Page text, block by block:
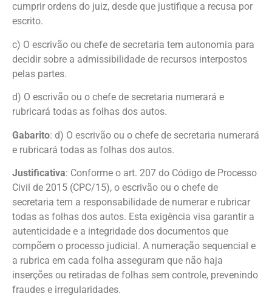
cumprir ordens do juiz, desde que justifique a recusa por
escrito.
c) O escrivão ou chefe de secretaria tem autonomia para
decidir sobre a admissibilidade de recursos interpostos
pelas partes.
d) O escrivão ou o chefe de secretaria numerará e
rubricará todas as folhas dos autos.
Gabarito: d) O escrivão ou o chefe de secretaria numerará
e rubricará todas as folhas dos autos.
Justificativa: Conforme o art. 207 do Código de Processo
Civil de 2015 (CPC/15), o escrivão ou o chefe de
secretaria tem a responsabilidade de numerar e rubricar
todas as folhas dos autos. Esta exigência visa garantir a
autenticidade e a integridade dos documentos que
compõem o processo judicial. A numeração sequencial e
a rubrica em cada folha asseguram que não haja
inserções ou retiradas de folhas sem controle, prevenindo
fraudes e irregularidades.